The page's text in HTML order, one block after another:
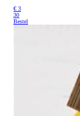
€ 3
30
Bestel